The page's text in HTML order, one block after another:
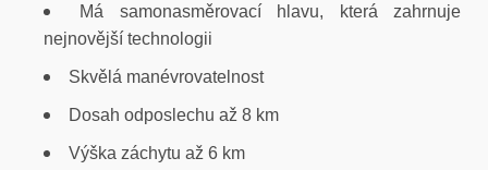
Má samonasměrovací hlavu, která zahrnuje
nejnovější technologii
Skvělá manévrovatelnost
Dosah odposlechu až 8 km
Výška záchytu až 6 km